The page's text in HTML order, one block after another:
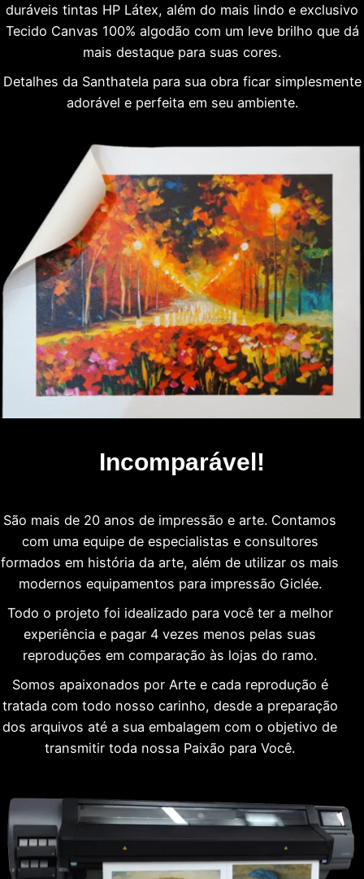
duráveis tintas HP Látex, além do mais lindo e exclusivo
Tecido Canvas 100% algodão com um leve brilho que dá
mais destaque para suas cores.
Detalhes da Santhatela para sua obra ficar simplesmente
adorável e perfeita em seu ambiente.
Incomparável!
São mais de 20 anos de impressão e arte. Contamos
com uma equipe de especialistas e consultores
formados em história da arte, além de utilizar os mais
modernos equipamentos para impressão Giclée.
Todo o projeto foi idealizado para você ter a melhor
experiência e pagar 4 vezes menos pelas suas
reproduções em comparação às lojas do ramo.
Somos apaixonados por Arte e cada reprodução é
tratada com todo nosso carinho, desde a preparação
dos arquivos até a sua embalagem com o objetivo de
transmitir toda nossa Paixão para Você.